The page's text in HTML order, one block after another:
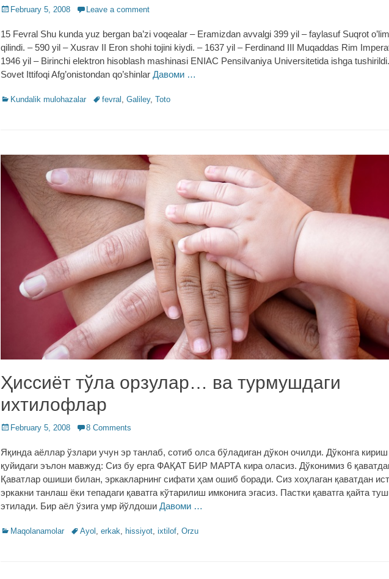
Posted
February 5, 2008 Leave a comment
15 Fevral Shu kunda yuz bergan ba’zi voqealar – Eramizdan avvalgi 399 yil – faylasuf Suqrot
qilindi. – 590 yil – Xusrav II Eron shohi tojini kiydi. – 1637 yil – Ferdinand III Muqaddas Rim
1946 yil – Birinchi elektron hisoblash mashinasi ENIAC Pensilvaniya Universitetida ishga
Sovet Ittifoqi Afg’onistondan qo’shinlar Давоми …
Categories
Kundalik mulohazalar Tagsfevral , Galiley, Toto
Ҳиссиёт тўла орзулар… ва турмушдаги
ихтилофлар
Posted
February 5, 2008 8 Comments
Яқинда аёллар ўзлари учун эр танлаб, сотиб олса бўладиган дўкон очилди. Дўконга
қуйидаги эълон мавжуд: Сиз бу ерга ФАҚАТ БИР МАРТА кира оласиз. Дўконимиз 6
Қаватлар ошиши билан, эркакларнинг сифати ҳам ошиб боради. Сиз хоҳлаган қаватдан
эркакни танлаш ёки тепадаги қаватга кўтарилиш имконига эгасиз. Пастки қаватга қайта
этилади. Бир аёл ўзига умр йўлдоши Давоми …
Categories
Maqolanamolar TagsAyol erkak hissiyot ixtilof Orzu